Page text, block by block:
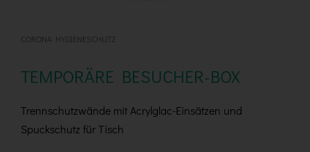
CORONA HYGIENESCHUTZ
TEMPORÄRE BESUCHER-BOX
Trennschutzwände mit Acrylglac-Einsätzen und
Spuckschutz für Tisch